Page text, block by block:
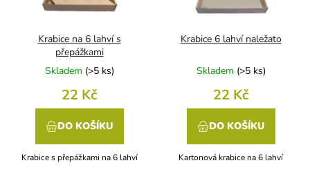
Krabice na 6 lahví s
přepážkami
Skladem (>5 ks)
22 Kč
DO KOŠÍKU
Krabice s přepážkami na 6 lahví
Krabice 6 lahví naležato
Skladem (>5 ks)
22 Kč
DO KOŠÍKU
Kartonová krabice na 6 lahví